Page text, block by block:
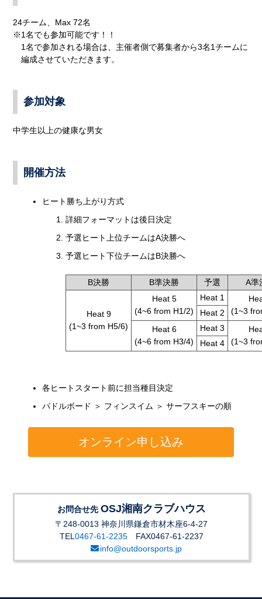
24チーム、Max 72名
※1名でも参加可能です！！
1名で参加される場合は、主催者側で募集者から3名1チームに
編成させていただきます。
参加対象
中学生以上の健康な男女
開催方法
ヒート勝ち上がり方式
詳細フォーマットは後日決定
予選ヒート上位チームはA決勝へ
予選ヒート下位チームはB決勝へ
B決勝 B準決勝 予選 A準
Heat 9
(1~3 from H5/6)
Heat 5
(4~6 from H1/2)
Heat 1
(1~3
Heat 2
Heat 6
(4~6 from H3/4)
Heat 3
(1~3
Heat 4
各ヒートスタート前に担当種目決定
パドルボード ＞ フィンスイム ＞ サーフスキーの順
オンライン申し込み
お問合せ先 OSJ湘南クラブハウス
〒248-0013 神奈川県鎌倉市材木座6-4-27
TEL0467-61-2235FAX0467-61-2237
info@outdoorsports.jp